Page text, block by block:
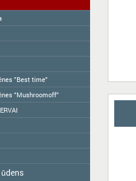
"Felfoldi"
"Best time"
"Mushroomoff"